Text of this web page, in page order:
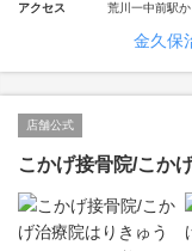
アクセス 荒川一中前駅か
金久保
店舗公式
こかげ接骨院/こか